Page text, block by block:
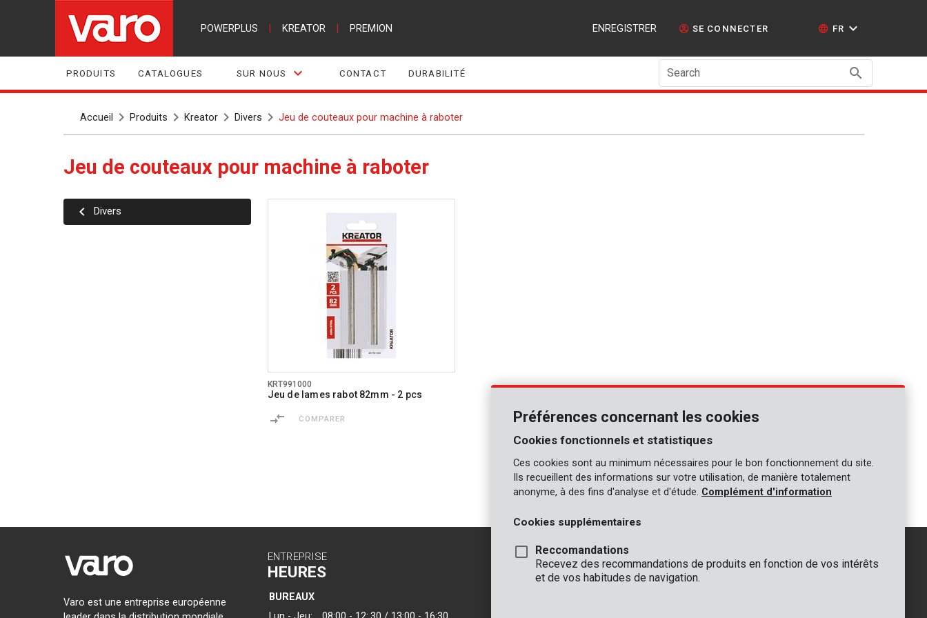
POWERPLUS KREATOR PREMION ENREGISTRER SE CONNECTER FR
PRODUITS CATALOGUES SUR NOUS CONTACT DURABILITÉ Search
Accueil Produits Kreator Divers Jeu de couteaux pour machine à raboter
Jeu de couteaux pour machine à raboter
Divers
KRT991000
Jeu de lames rabot 82mm - 2 pcs
COMPARER
1
Varo est une entreprise européenne
ENTREPRISE
HEURES
BUREAUX
CONTACT
INFO
Préférences concernant les cookies
Cookies fonctionnels et statistiques
Ces cookies sont au minimum nécessaires pour le bon fonctionnement du site.
Ils recueillent des informations sur votre utilisation, de manière totalement
anonyme, à des fins d'analyse et d'étude. Complément d'information
Cookies supplémentaires
Reccomandations
Recevez des recommandations de produits en fonction de vos intérêts
et de vos habitudes de navigation.